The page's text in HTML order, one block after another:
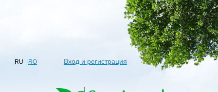
RU RO Вход и регистрация